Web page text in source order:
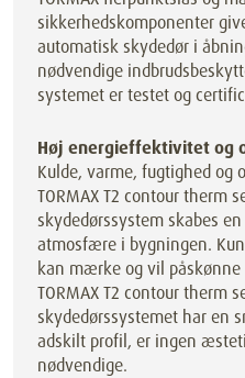
sikkerhedskomponenter
automatisk skydedør i
nødvendige
systemet er testet og
Høj energieffektivitet og
Kulde, varme, fugtighed og
TORMAX T2 contour therm
skydedørssystem skabes
atmosfære i bygningen.
kan mærke og vil påskønne
TORMAX T2 contour therm
skydedørssystemet har en
adskilt profil, er ingen
nødvendige.